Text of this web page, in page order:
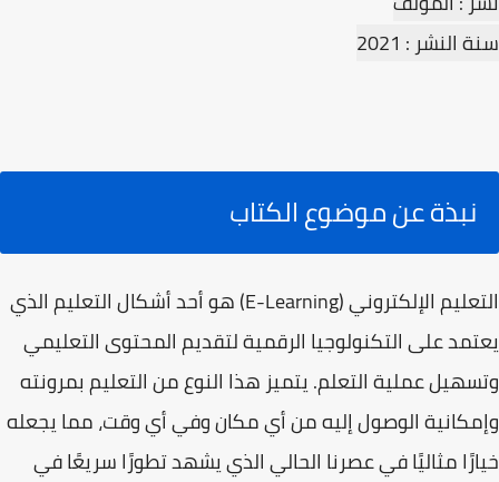
سنة النشر : 2021
نبذة عن موضوع الكتاب
التعليم الإلكتروني (E-Learning) هو أحد أشكال التعليم الذي
يعتمد على التكنولوجيا الرقمية لتقديم المحتوى التعليمي
وتسهيل عملية التعلم. يتميز هذا النوع من التعليم بمرونته
وإمكانية الوصول إليه من أي مكان وفي أي وقت، مما يجعله
خيارًا مثاليًا في عصرنا الحالي الذي يشهد تطورًا سريعًا في